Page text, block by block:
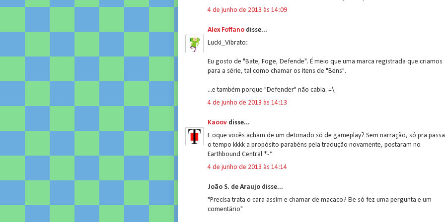
4 de junho de 2013 às 14:09
Alex Foffano disse...
Lucki_Vibrato:
Eu gosto de "Bate, Foge, Defende". É meio que uma marca registrada que criamos
para a série, tal como chamar os itens de "Bens".
...e também porque "Defender" não cabia. =\
4 de junho de 2013 às 14:13
Kaoov disse...
E oque vocês acham de um detonado só de gameplay? Sem narração, só pra
o tempo kkkk a propósito parabéns pela tradução novamente, postaram no
Earthbound Central *-*
4 de junho de 2013 às 14:14
João S. de Araujo disse...
"Precisa trata o cara assim e chamar de macaco? Ele só fez uma pergunta e um
comentário"